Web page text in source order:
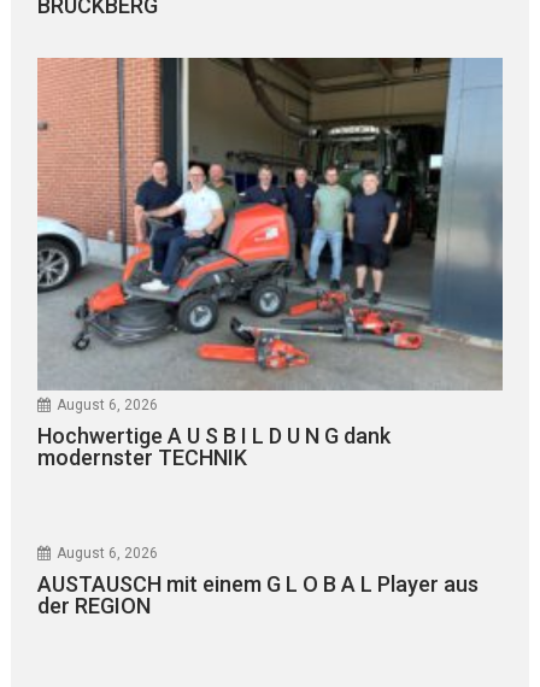
BRUCKBERG
August 6, 2026
Hochwertige A U S B I L D U N G dank
modernster TECHNIK
August 6, 2026
AUSTAUSCH mit einem G L O B A L Player aus
der REGION